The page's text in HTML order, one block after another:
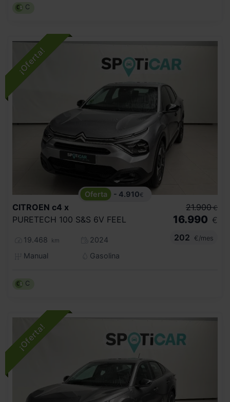
C
- 4.910€
CITROEN c4 x
PURETECH 100 S&S 6V FEEL
19.468 km
2024
Manual
Gasolina
21.900 €
16.990 €
202
€/mes
C